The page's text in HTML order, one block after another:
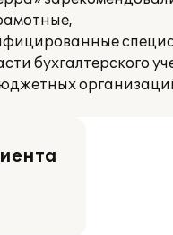
бухгалтерского